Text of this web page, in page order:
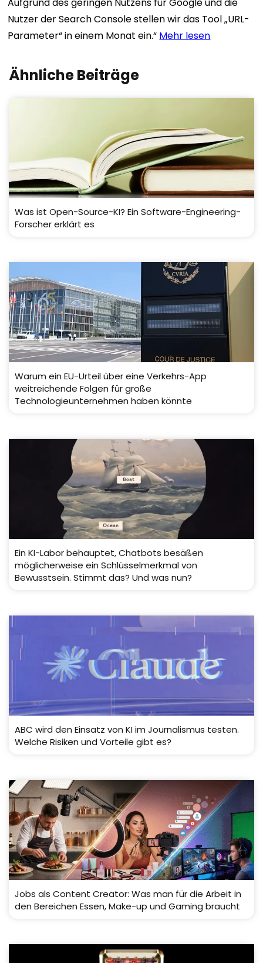
Aufgrund des geringen Nutzens für Google und die
Nutzer der Search Console stellen wir das Tool „URL-
Parameter“ in einem Monat ein.“ Mehr lesen
Ähnliche Beiträge
Was ist Open-Source-KI? Ein Software-Engineering-
Forscher erklärt es
Warum ein EU-Urteil über eine Verkehrs-App
weitreichende Folgen für große
Technologieunternehmen haben könnte
Ein KI-Labor behauptet, Chatbots besäßen
möglicherweise ein Schlüsselmerkmal von
Bewusstsein. Stimmt das? Und was nun?
ABC wird den Einsatz von KI im Journalismus testen.
Welche Risiken und Vorteile gibt es?
Jobs als Content Creator: Was man für die Arbeit in
den Bereichen Essen, Make-up und Gaming braucht